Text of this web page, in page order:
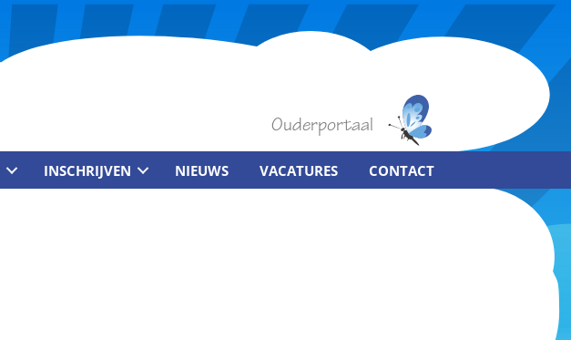
Ouderportaal
INSCHRIJVEN NIEUWS VACATURES CONTACT